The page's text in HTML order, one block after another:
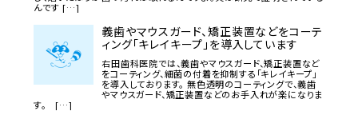
んです […]
義歯やマウスガード、矯正装置などをコーテ
ィング「キレイキープ」を導入しています
右田歯科医院では、義歯やマウスガード、矯正装置など
をコーティング、細菌の付着を抑制する「キレイキープ」
を導入しております。 無色透明のコーティングで、義歯
やマウスガード、矯正装置などのお手入れが楽になりま
す。 […]